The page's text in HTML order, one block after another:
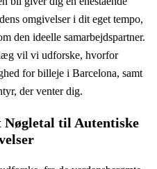
omgivelser i dit eget tempo,
den ideelle samarbejdspartner.
vil vi udforske, hvorfor
for billeje i Barcelona, samt
der venter dig.
til Autentiske